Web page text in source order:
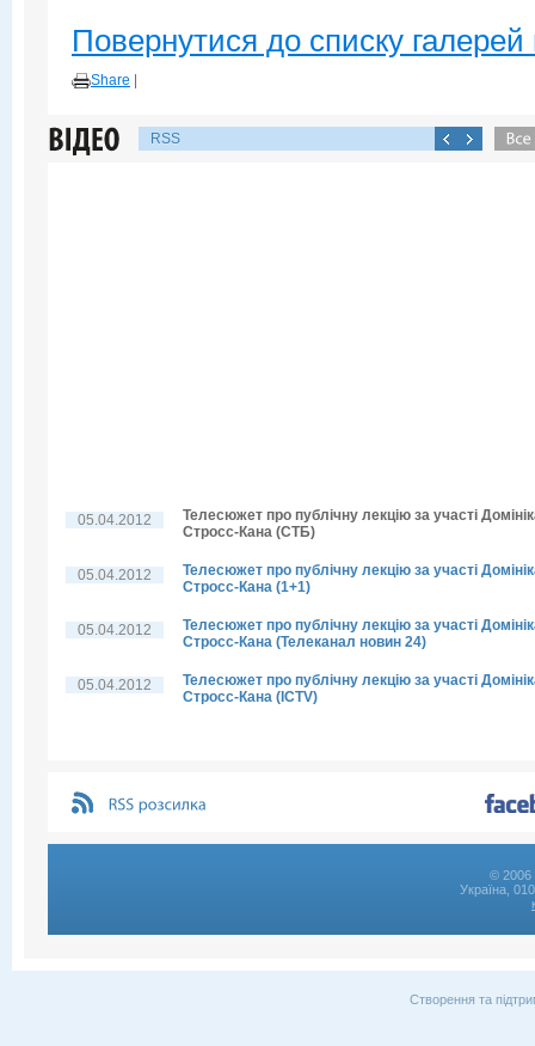
Повернутися до списку галерей
Share
RSS
05.04.2012
Телесюжет про публічну лекцію за участі
Стросс-Кана (СТБ)
05.04.2012
Телесюжет про публічну лекцію за участі
Стросс-Кана (1+1)
05.04.2012
Телесюжет про публічну лекцію за участі
Стросс-Кана (Телеканал новин 24)
05.04.2012
Телесюжет про публічну лекцію за участі
Стросс-Кана (ICTV)
© 2006
Україна,
Створення та